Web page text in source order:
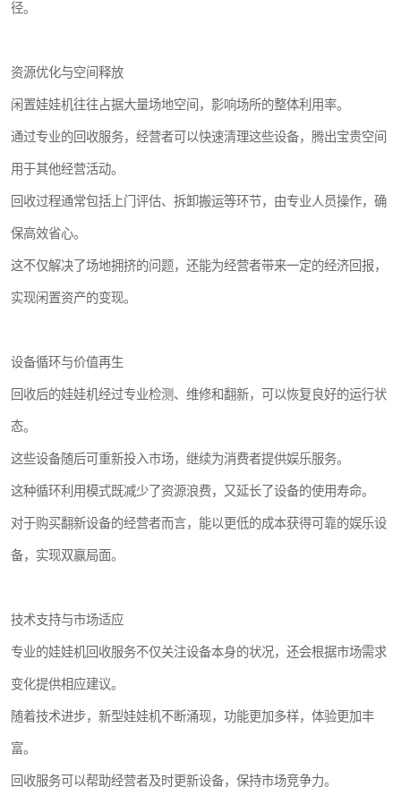
径。
资源优化与空间释放
闲置娃娃机往往占据大量场地空间，影响场所的整体利用率。
通过专业的回收服务，经营者可以快速清理这些设备，腾出宝贵空间
用于其他经营活动。
回收过程通常包括上门评估、拆卸搬运等环节，由专业人员操作，确
保高效省心。
这不仅解决了场地拥挤的问题，还能为经营者带来一定的经济回报，
实现闲置资产的变现。
设备循环与价值再生
回收后的娃娃机经过专业检测、维修和翻新，可以恢复良好的运行状
态。
这些设备随后可重新投入市场，继续为消费者提供娱乐服务。
这种循环利用模式既减少了资源浪费，又延长了设备的使用寿命。
对于购买翻新设备的经营者而言，能以更低的成本获得可靠的娱乐设
备，实现双赢局面。
技术支持与市场适应
专业的娃娃机回收服务不仅关注设备本身的状况，还会根据市场需求
变化提供相应建议。
随着技术进步，新型娃娃机不断涌现，功能更加多样，体验更加丰
富。
回收服务可以帮助经营者及时更新设备，保持市场竞争力。